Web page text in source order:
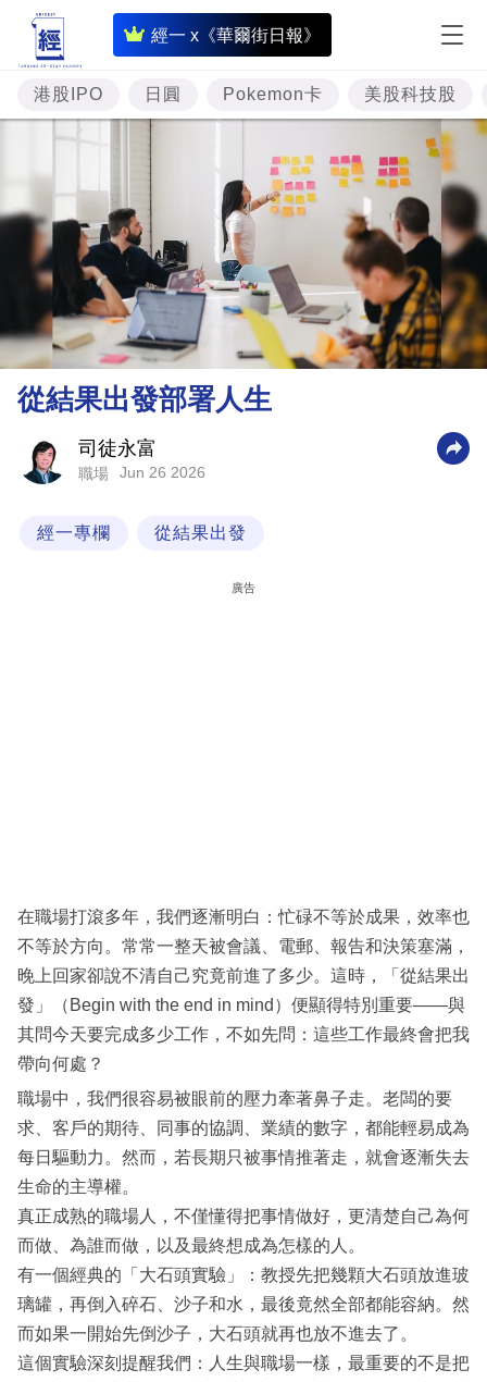
經一 x《華爾街日報》
即
時
財
經
專
題
投
資
樓
市
理
財
商
業
專
區
港股IPO 日圓 Pokemon卡 美股科技股
從結果出發部署人生
司徒永富
職場 Jun 26 2026
經一專欄 從結果出發
廣告
在職場打滾多年，我們逐漸明白：忙碌不等於成果，效率也
不等於方向。常常一整天被會議、電郵、報告和決策塞滿，
晚上回家卻說不清自己究竟前進了多少。這時，「從結果出
發」（Begin with the end in mind）便顯得特別重要——與
其問今天要完成多少工作，不如先問：這些工作最終會把我
帶向何處？
職場中，我們很容易被眼前的壓力牽著鼻子走。老闆的要
求、客戶的期待、同事的協調、業績的數字，都能輕易成為
每日驅動力。然而，若長期只被事情推著走，就會逐漸失去
生命的主導權。
真正成熟的職場人，不僅懂得把事情做好，更清楚自己為何
而做、為誰而做，以及最終想成為怎樣的人。
有一個經典的「大石頭實驗」：教授先把幾顆大石頭放進玻
璃罐，再倒入碎石、沙子和水，最後竟然全部都能容納。然
而如果一開始先倒沙子，大石頭就再也放不進去了。
這個實驗深刻提醒我們：人生與職場一樣，最重要的不是把